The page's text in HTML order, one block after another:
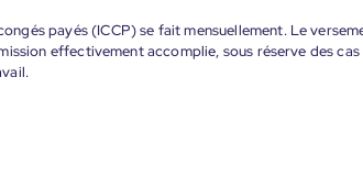
payés (ICCP) se fait mensuellement. Le
effectivement accomplie, sous réserve des